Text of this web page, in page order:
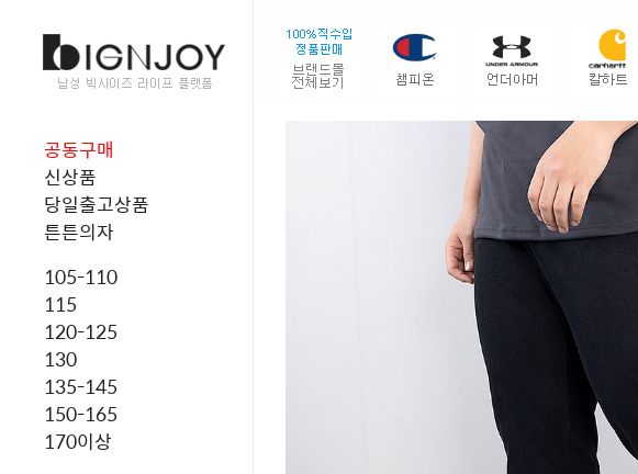
공동구매
신상품
당일출고상품
튼튼의자
105-110
115
120-125
130
135-145
150-165
170이상